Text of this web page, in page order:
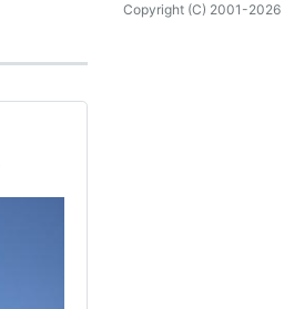
Copyright (C) 2001-2026